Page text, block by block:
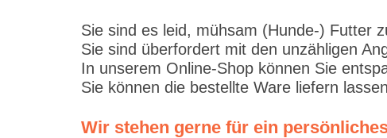
Sie sind es leid, mühsam (Hunde-) Futter
Sie sind überfordert mit den unzähligen
In unserem Online-Shop können Sie
Sie können die bestellte Ware liefern
Wir stehen gerne für ein